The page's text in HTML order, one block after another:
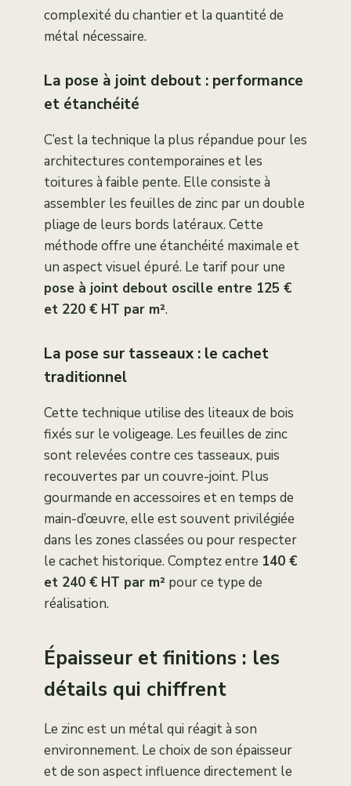
complexité du chantier et la quantité de
métal nécessaire.
La pose à joint debout : performance
et étanchéité
C’est la technique la plus répandue pour les
architectures contemporaines et les
toitures à faible pente. Elle consiste à
assembler les feuilles de zinc par un double
pliage de leurs bords latéraux. Cette
méthode offre une étanchéité maximale et
un aspect visuel épuré. Le tarif pour une
pose à joint debout oscille entre 125 €
et 220 € HT par m².
La pose sur tasseaux : le cachet
traditionnel
Cette technique utilise des liteaux de bois
fixés sur le voligeage. Les feuilles de zinc
sont relevées contre ces tasseaux, puis
recouvertes par un couvre-joint. Plus
gourmande en accessoires et en temps de
main-d’œuvre, elle est souvent privilégiée
dans les zones classées ou pour respecter
le cachet historique. Comptez entre 140 €
et 240 € HT par m² pour ce type de
réalisation.
Épaisseur et finitions : les
détails qui chiffrent
Le zinc est un métal qui réagit à son
environnement. Le choix de son épaisseur
et de son aspect influence directement le